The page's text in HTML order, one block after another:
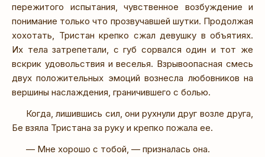
пережитого испытания, чувственное возбуждение и
понимание только что прозвучавшей шутки. Продолжая
хохотать, Тристан крепко сжал девушку в объятиях.
Их тела затрепетали, с губ сорвался один и тот же
вскрик удовольствия и веселья. Взрывоопасная смесь
двух положительных эмоций вознесла любовников на
вершины наслаждения, граничившего с болью.
Когда, лишившись сил, они рухнули друг возле друга,
Бе взяла Тристана за руку и крепко пожала ее.
— Мне хорошо с тобой, — призналась она.